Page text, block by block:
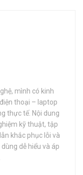
mình có kinh
thoại – laptop
thực tế. Nội dung
kỹ thuật, tập
khắc phục lỗi và
dễ hiểu và áp